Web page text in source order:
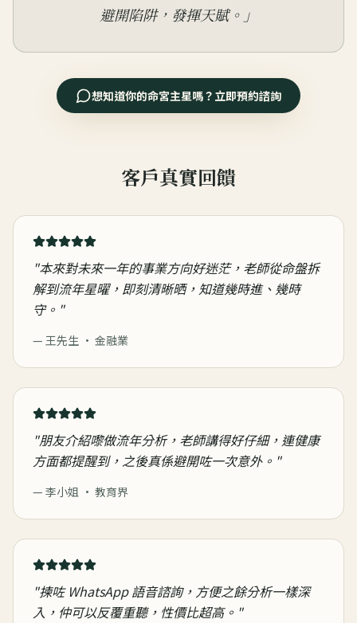
避開陷阱，發揮天賦。 」
想知道你的命宮主星嗎？立即預約諮詢
客戶真實回饋
"本來對未來一年的事業方向好迷茫，老師從命盤拆
解到流年星曜，即刻清晰晒，知道幾時進、幾時
守。 "
— 王先生 · 金融業
"朋友介紹嚟做流年分析，老師講得好仔細，連健康
方面都提醒到，之後真係避開咗一次意外。 "
— 李小姐 · 教育界
"揀咗 WhatsApp 語音諮詢，方便之餘分析一樣深
入，仲可以反覆重聽，性價比超高。 "